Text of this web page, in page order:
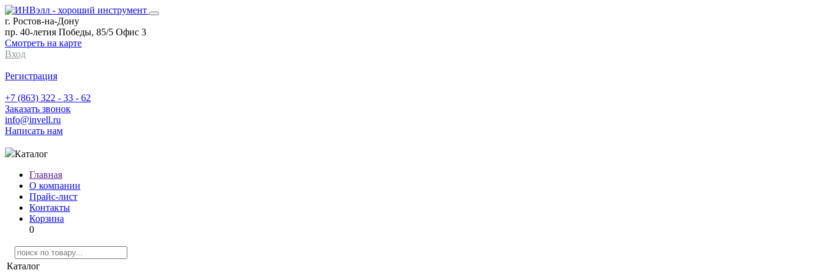
г. Ростов-на-Дону
пр. 40-летия Победы, 85/5 Офис 3
Смотреть на карте
Вход
Регистрация
+7 (863) 322 - 33 - 62
Заказать звонок
info@invell.ru
Написать нам
Каталог
Главная
О компании
Прайс-лист
Контакты
Корзина
0
Каталог